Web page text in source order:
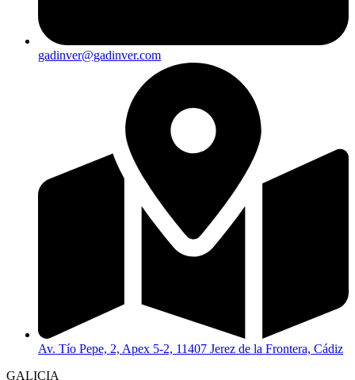
gadinver@gadinver.com
Av. Tío Pepe, 2, Apex 5-2, 11407 Jerez de la Frontera, Cádiz
GALICIA